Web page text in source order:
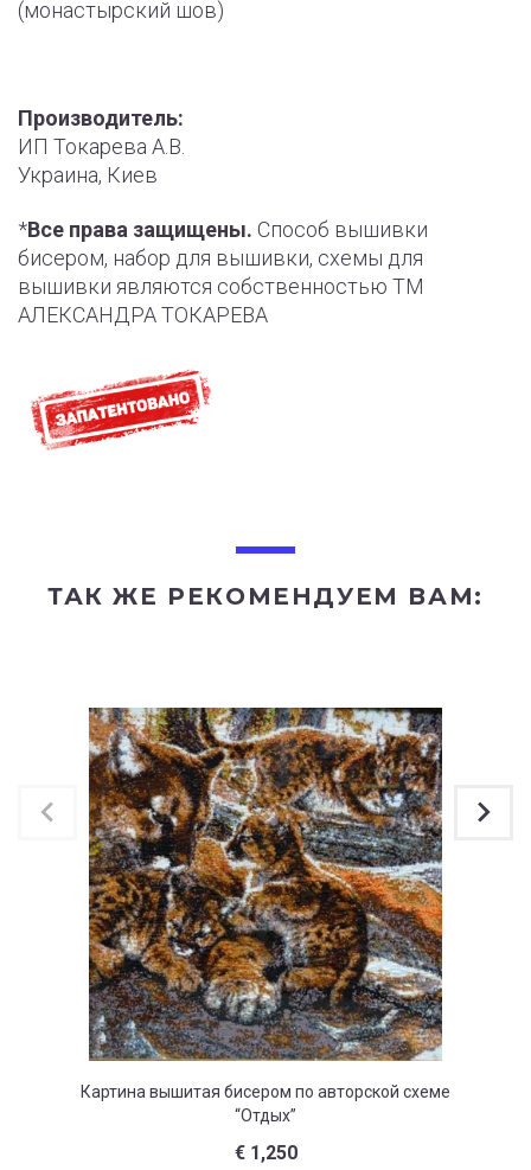
(монастырский шов)
Производитель:
ИП Токарева А.В.
Украина, Киев
*Все права защищены. Способ вышивки
бисером, набор для вышивки, схемы для
вышивки являются собственностью ТМ
АЛЕКСАНДРА ТОКАРЕВА
ТАК ЖЕ РЕКОМЕНДУЕМ ВАМ:
Картина вышитая бисером по авторской схеме
“Отдых”
€1,250